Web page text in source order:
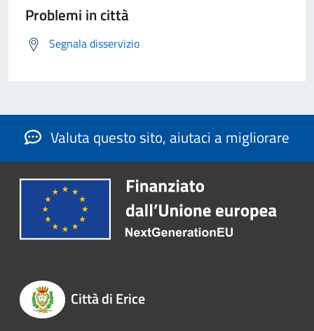
Problemi in città
Segnala disservizio
Valuta questo sito, aiutaci a migliorare
Città di Erice